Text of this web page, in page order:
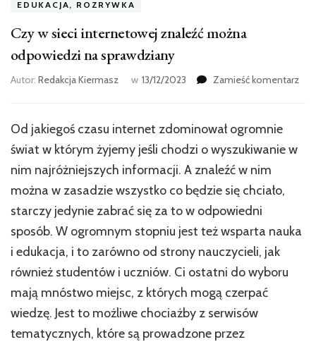
EDUKACJA, ROZRYWKA
Czy w sieci internetowej znaleźć można
odpowiedzi na sprawdziany
Autor: Redakcja Kiermasz w 13/12/2023 Zamieść komentarzwe
Od jakiegoś czasu internet zdominował ogromnie
świat w którym żyjemy jeśli chodzi o wyszukiwanie w
nim najróżniejszych informacji. A znaleźć w nim
można w zasadzie wszystko co będzie się chciało,
starczy jedynie zabrać się za to w odpowiedni
sposób. W ogromnym stopniu jest też wsparta nauka
i edukacja, i to zarówno od strony nauczycieli, jak
również studentów i uczniów. Ci ostatni do wyboru
mają mnóstwo miejsc, z których mogą czerpać
wiedzę. Jest to możliwe chociażby z serwisów
tematycznych, które są prowadzone przez